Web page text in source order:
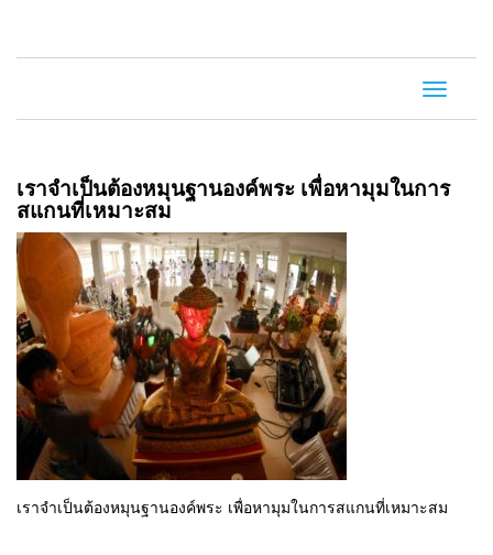
Toggle
เราจำเป็นต้องหมุนฐานองค์พระ เพื่อหามุมในการ
สแกนที่เหมาะสม
เราจำเป็นต้องหมุนฐานองค์พระ เพื่อหามุมในการสแกนที่เหมาะสม